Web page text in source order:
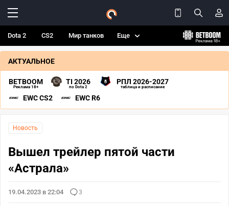
Dota 2 CS2 Мир танков Еще
АКТУАЛЬНОЕ
BETBOOM
Реклама 18+
TI 2026
по Dota 2
РПЛ 2026-2027
таблица и расписание
EWC CS2 EWC R6
Новость
Вышел трейлер пятой части
«Астрала»
19.04.2023 в 22:04 3